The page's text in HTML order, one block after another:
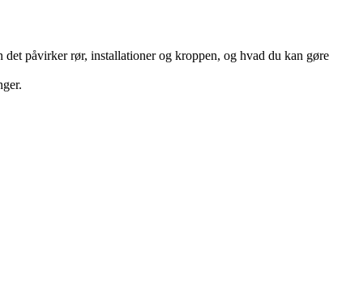
påvirker rør, installationer og kroppen, og hvad du kan gøre